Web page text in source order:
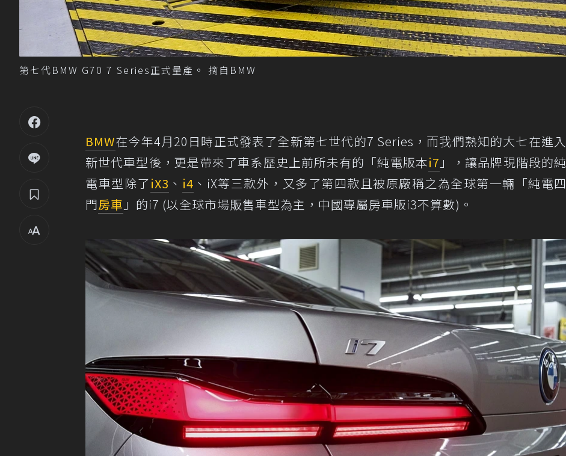
第七代BMW G70 7 Series正式量產。 摘自BMW
BMW在今年4月20日時正式發表了全新第七世代的7 Series，而我們熟知的大七在進入
新世代車型後，更是帶來了車系歷史上前所未有的「純電版本i7 」，讓品牌現階段的純
電車型除了iX3 、 i4 、iX等三款外，又多了第四款且被原廠稱之為全球第一輛「純電四
門房車 」的i7 (以全球市場販售車型為主，中國專屬房車版i3不算數)。